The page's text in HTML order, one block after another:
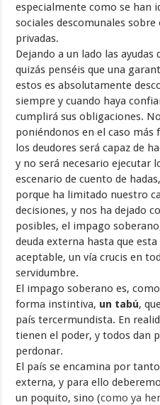
especialmente como se han
sociales descomunales sobre
privadas.
Dejando a un lado las
quizás penséis que una
estos es absolutamente
siempre y cuando haya
cumplirá sus obligaciones.
poniéndonos en el caso más
los deudores será capaz de
y no será necesario ejecutar
escenario de cuento de
porque ha limitado nuestro
decisiones, y nos ha dejado
posibles, el impago
deuda externa hasta que
aceptable, un vía crucis en
servidumbre.
El impago soberano es,
forma instintiva, un tabú,
país tercermundista. En
tienen el poder, y todos dan
perdonar.
El país se encamina por
externa, y para ello
un poquito, sino (como ya